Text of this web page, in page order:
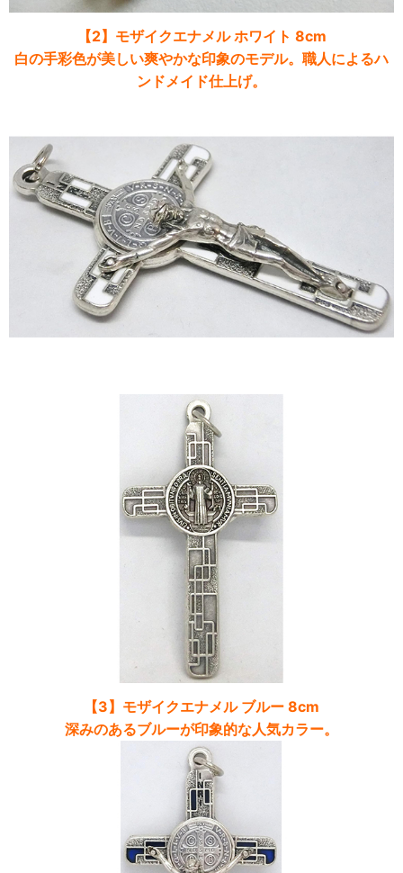
【2】モザイクエナメル ホワイト 8cm
白の手彩色が美しい爽やかな印象のモデル。職人によるハ
ンドメイド仕上げ。
【3】モザイクエナメル ブルー 8cm
深みのあるブルーが印象的な人気カラー。